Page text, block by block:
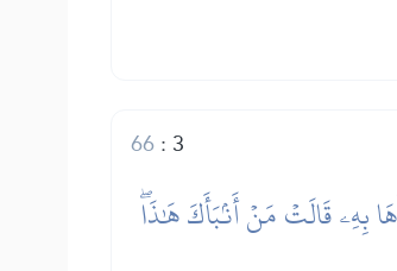
3
:
66
بِهِۦ قَالَتۡ مَنۡ أَنۢبَأَكَ هَٰذَاۖ